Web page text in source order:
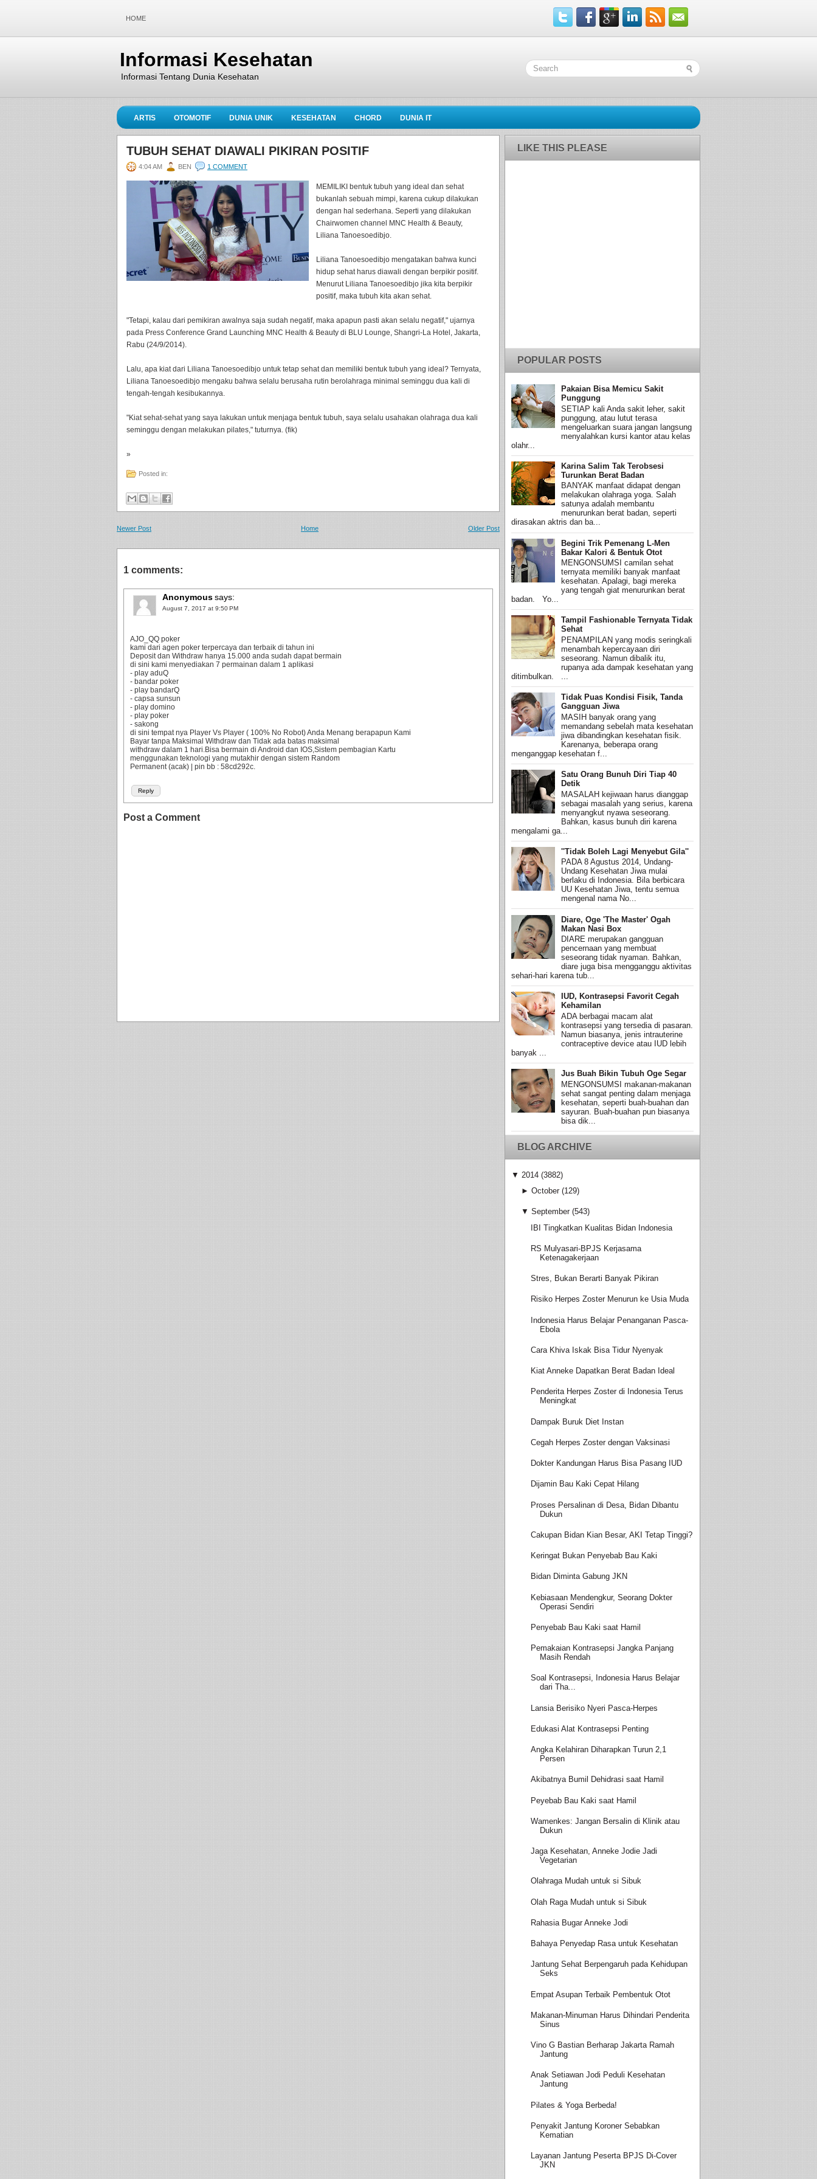
HOME
Informasi Kesehatan
Informasi Tentang Dunia Kesehatan
ARTIS OTOMOTIF DUNIA UNIK KESEHATAN CHORD DUNIA IT
TUBUH SEHAT DIAWALI PIKIRAN POSITIF
4:04 AM BEN 1 COMMENT
MEMILIKI bentuk tubuh yang ideal dan sehat
bukanlah sebuah mimpi, karena cukup dilakukan
dengan hal sederhana. Seperti yang dilakukan
Chairwomen channel MNC Health & Beauty,
Liliana Tanoesoedibjo.
Liliana Tanoesoedibjo mengatakan bahwa kunci
hidup sehat harus diawali dengan berpikir positif.
Menurut Liliana Tanoesoedibjo jika kita berpikir
positif, maka tubuh kita akan sehat.
"Tetapi, kalau dari pemikiran awalnya saja sudah negatif, maka apapun pasti akan selalu negatif," ujarnya
pada Press Conference Grand Launching MNC Health & Beauty di BLU Lounge, Shangri-La Hotel, Jakarta,
Rabu (24/9/2014).
Lalu, apa kiat dari Liliana Tanoesoedibjo untuk tetap sehat dan memiliki bentuk tubuh yang ideal? Ternyata,
Liliana Tanoesoedibjo mengaku bahwa selalu berusaha rutin berolahraga minimal seminggu dua kali di
tengah-tengah kesibukannya.
"Kiat sehat-sehat yang saya lakukan untuk menjaga bentuk tubuh, saya selalu usahakan olahraga dua kali
seminggu dengan melakukan pilates," tuturnya. (fik)
»
Posted in:
Newer Post Older Post
Home
1 comments:
Anonymoussays:
August 7, 2017 at 9:50 PM
Reply
AJO_QQ poker
kami dari agen poker terpercaya dan terbaik di tahun ini
Deposit dan Withdraw hanya 15.000 anda sudah dapat bermain
di sini kami menyediakan 7 permainan dalam 1 aplikasi
- play aduQ
- bandar poker
- play bandarQ
- capsa sunsun
- play domino
- play poker
- sakong
di sini tempat nya Player Vs Player ( 100% No Robot) Anda Menang berapapun Kami
Bayar tanpa Maksimal Withdraw dan Tidak ada batas maksimal
withdraw dalam 1 hari.Bisa bermain di Android dan IOS,Sistem pembagian Kartu
menggunakan teknologi yang mutakhir dengan sistem Random
Permanent (acak) | pin bb : 58cd292c.
Post a Comment
LIKE THIS PLEASE
POPULAR POSTS
Pakaian Bisa Memicu Sakit
Punggung
SETIAP kali Anda sakit leher, sakit
punggung, atau lutut terasa
mengeluarkan suara jangan langsung
menyalahkan kursi kantor atau kelas
olahr...
Karina Salim Tak Terobsesi
Turunkan Berat Badan
BANYAK manfaat didapat dengan
melakukan olahraga yoga. Salah
satunya adalah membantu
menurunkan berat badan, seperti
dirasakan aktris dan ba...
Begini Trik Pemenang L-Men
Bakar Kalori & Bentuk Otot
MENGONSUMSI camilan sehat
ternyata memiliki banyak manfaat
kesehatan. Apalagi, bagi mereka
yang tengah giat menurunkan berat
badan. Yo...
Tampil Fashionable Ternyata Tidak
Sehat
PENAMPILAN yang modis seringkali
menambah kepercayaan diri
seseorang. Namun dibalik itu,
rupanya ada dampak kesehatan yang
ditimbulkan. ...
Tidak Puas Kondisi Fisik, Tanda
Gangguan Jiwa
MASIH banyak orang yang
memandang sebelah mata kesehatan
jiwa dibandingkan kesehatan fisik.
Karenanya, beberapa orang
menganggap kesehatan f...
Satu Orang Bunuh Diri Tiap 40
Detik
MASALAH kejiwaan harus dianggap
sebagai masalah yang serius, karena
menyangkut nyawa seseorang.
Bahkan, kasus bunuh diri karena
mengalami ga...
''Tidak Boleh Lagi Menyebut Gila''
PADA 8 Agustus 2014, Undang-
Undang Kesehatan Jiwa mulai
berlaku di Indonesia. Bila berbicara
UU Kesehatan Jiwa, tentu semua
mengenal nama No...
Diare, Oge 'The Master' Ogah
Makan Nasi Box
DIARE merupakan gangguan
pencernaan yang membuat
seseorang tidak nyaman. Bahkan,
diare juga bisa mengganggu aktivitas
sehari-hari karena tub...
IUD, Kontrasepsi Favorit Cegah
Kehamilan
ADA berbagai macam alat
kontrasepsi yang tersedia di pasaran.
Namun biasanya, jenis intrauterine
contraceptive device atau IUD lebih
banyak ...
Jus Buah Bikin Tubuh Oge Segar
MENGONSUMSI makanan-makanan
sehat sangat penting dalam menjaga
kesehatan, seperti buah-buahan dan
sayuran. Buah-buahan pun biasanya
bisa dik...
BLOG ARCHIVE
▼ 2014 (3882)
► October (129)
▼ September (543)
IBI Tingkatkan Kualitas Bidan Indonesia
RS Mulyasari-BPJS Kerjasama
Ketenagakerjaan
Stres, Bukan Berarti Banyak Pikiran
Risiko Herpes Zoster Menurun ke Usia Muda
Indonesia Harus Belajar Penanganan Pasca-
Ebola
Cara Khiva Iskak Bisa Tidur Nyenyak
Kiat Anneke Dapatkan Berat Badan Ideal
Penderita Herpes Zoster di Indonesia Terus
Meningkat
Dampak Buruk Diet Instan
Cegah Herpes Zoster dengan Vaksinasi
Dokter Kandungan Harus Bisa Pasang IUD
Dijamin Bau Kaki Cepat Hilang
Proses Persalinan di Desa, Bidan Dibantu
Dukun
Cakupan Bidan Kian Besar, AKI Tetap Tinggi?
Keringat Bukan Penyebab Bau Kaki
Bidan Diminta Gabung JKN
Kebiasaan Mendengkur, Seorang Dokter
Operasi Sendiri
Penyebab Bau Kaki saat Hamil
Pemakaian Kontrasepsi Jangka Panjang
Masih Rendah
Soal Kontrasepsi, Indonesia Harus Belajar
dari Tha...
Lansia Berisiko Nyeri Pasca-Herpes
Edukasi Alat Kontrasepsi Penting
Angka Kelahiran Diharapkan Turun 2,1
Persen
Akibatnya Bumil Dehidrasi saat Hamil
Peyebab Bau Kaki saat Hamil
Wamenkes: Jangan Bersalin di Klinik atau
Dukun
Jaga Kesehatan, Anneke Jodie Jadi
Vegetarian
Olahraga Mudah untuk si Sibuk
Olah Raga Mudah untuk si Sibuk
Rahasia Bugar Anneke Jodi
Bahaya Penyedap Rasa untuk Kesehatan
Jantung Sehat Berpengaruh pada Kehidupan
Seks
Empat Asupan Terbaik Pembentuk Otot
Makanan-Minuman Harus Dihindari Penderita
Sinus
Vino G Bastian Berharap Jakarta Ramah
Jantung
Anak Setiawan Jodi Peduli Kesehatan
Jantung
Pilates & Yoga Berbeda!
Penyakit Jantung Koroner Sebabkan
Kematian
Layanan Jantung Peserta BPJS Di-Cover
JKN